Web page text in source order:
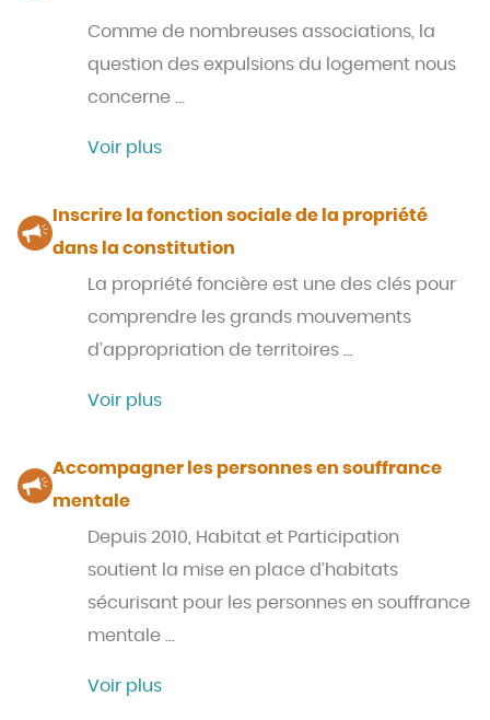
Comme de nombreuses associations, la
question des expulsions du logement nous
concerne …
Voir plus
Inscrire la fonction sociale de la propriété
dans la constitution
La propriété foncière est une des clés pour
comprendre les grands mouvements
d’appropriation de territoires …
Voir plus
Accompagner les personnes en souffrance
mentale
Depuis 2010, Habitat et Participation
soutient la mise en place d’habitats
sécurisant pour les personnes en souffrance
mentale …
Voir plus